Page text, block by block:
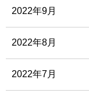
2022年9月
2022年8月
2022年7月